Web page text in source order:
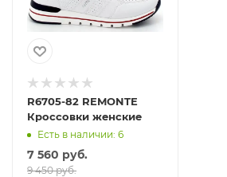
R6705-82 REMONTE
Кроссовки женские
Есть в наличии: 6
7 560 руб.
9 450 руб.